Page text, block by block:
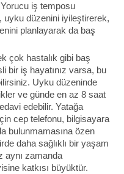
iş temposu
uyku düzenini iyileştirerek,
planlayarak da baş
çok hastalık gibi baş
bir iş hayatınız varsa, bu
Uyku düzeninde
ve günde en az 8 saat
edebilir. Yatağa
cep telefonu, bilgisayara
bulunmamasına özen
daha sağlıklı bir yaşam
aynı zamanda
katkısı büyüktür.